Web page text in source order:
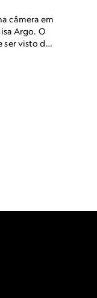
câmera em
Argo. O
ser visto do